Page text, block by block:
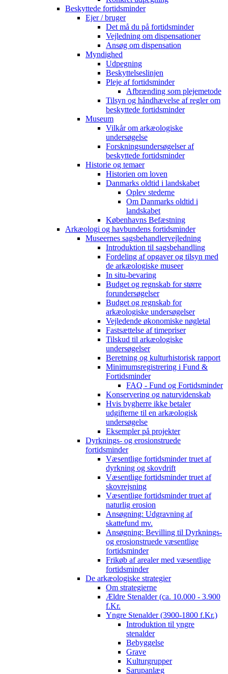
Beskyttede fortidsminder
Ejer / bruger
Det må du på fortidsminder
Vejledning om dispensationer
Ansøg om dispensation
Myndighed
Udpegning
Beskyttelseslinjen
Pleje af fortidsminder
Afbrænding som plejemetode
Tilsyn og håndhævelse af regler om
beskyttede fortidsminder
Museum
Vilkår om arkæologiske
undersøgelse
Forskningsundersøgelser af
beskyttede fortidsminder
Historie og temaer
Historien om loven
Danmarks oldtid i landskabet
Oplev stederne
Om Danmarks oldtid i
landskabet
Københavns Befæstning
Arkæologi og havbundens fortidsminder
Museernes sagsbehandlervejledning
Introduktion til sagsbehandling
Fordeling af opgaver og tilsyn med
de arkæologiske museer
In situ-bevaring
Budget og regnskab for større
forundersøgelser
Budget og regnskab for
arkæologiske undersøgelser
Vejledende økonomiske nøgletal
Fastsættelse af timepriser
Tilskud til arkæologiske
undersøgelser
Beretning og kulturhistorisk rapport
Minimumsregistrering i Fund &
Fortidsminder
FAQ - Fund og Fortidsminder
Konservering og naturvidenskab
Hvis bygherre ikke betaler
udgifterne til en arkæologisk
undersøgelse
Eksempler på projekter
Dyrknings- og erosionstruede
fortidsminder
Væsentlige fortidsminder truet af
dyrkning og skovdrift
Væsentlige fortidsminder truet af
skovrejsning
Væsentlige fortidsminder truet af
naturlig erosion
Ansøgning: Udgravning af
skattefund mv.
Ansøgning: Bevilling til Dyrknings-
og erosionstruede væsentlige
fortidsminder
Frikøb af arealer med væsentlige
fortidsminder
De arkæologiske strategier
Om strategierne
Ældre Stenalder (ca. 10.000 - 3.900
f.Kr.
Yngre Stenalder (3900-1800 f.Kr.)
Introduktion til yngre
stenalder
Bebyggelse
Grave
Kulturgrupper
Sarupanlæg